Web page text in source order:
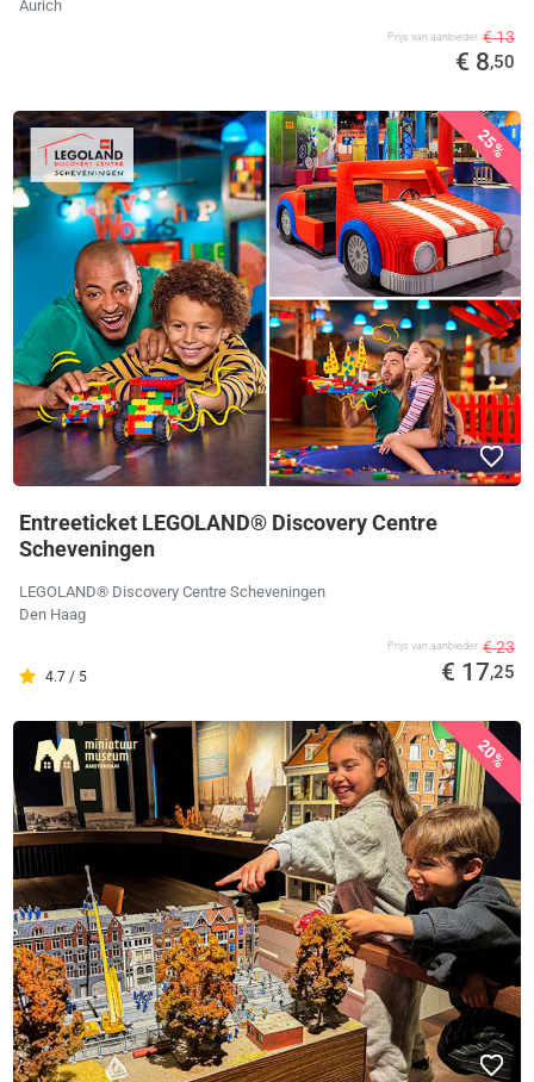
Aurich
Prijs van aanbieder € 13
€ 8,50
25%
Entreeticket LEGOLAND® Discovery Centre
Scheveningen
LEGOLAND® Discovery Centre Scheveningen
Den Haag
4.7 / 5
Prijs van aanbieder € 23
€ 17,25
20%